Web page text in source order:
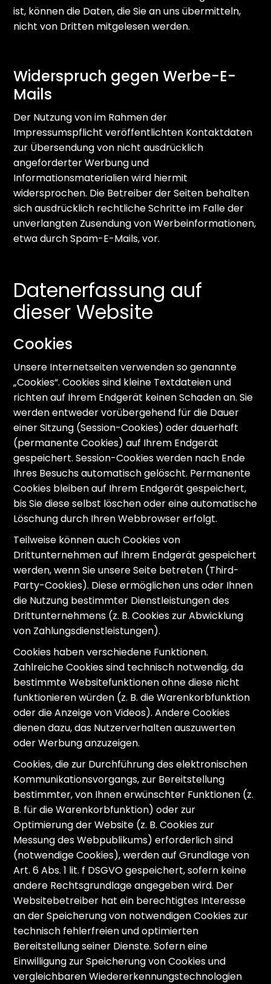
ist, können die Daten, die Sie an uns übermitteln,
nicht von Dritten mitgelesen werden.
Widerspruch gegen Werbe-E-
Mails
Der Nutzung von im Rahmen der
Impressumspflicht veröffentlichten Kontaktdaten
zur Übersendung von nicht ausdrücklich
angeforderter Werbung und
Informationsmaterialien wird hiermit
widersprochen. Die Betreiber der Seiten behalten
sich ausdrücklich rechtliche Schritte im Falle der
unverlangten Zusendung von Werbeinformationen,
etwa durch Spam-E-Mails, vor.
Datenerfassung auf
dieser Website
Cookies
Unsere Internetseiten verwenden so genannte
„Cookies“. Cookies sind kleine Textdateien und
richten auf Ihrem Endgerät keinen Schaden an. Sie
werden entweder vorübergehend für die Dauer
einer Sitzung (Session-Cookies) oder dauerhaft
(permanente Cookies) auf Ihrem Endgerät
gespeichert. Session-Cookies werden nach Ende
Ihres Besuchs automatisch gelöscht. Permanente
Cookies bleiben auf Ihrem Endgerät gespeichert,
bis Sie diese selbst löschen oder eine automatische
Löschung durch Ihren Webbrowser erfolgt.
Teilweise können auch Cookies von
Drittunternehmen auf Ihrem Endgerät gespeichert
werden, wenn Sie unsere Seite betreten (Third-
Party-Cookies). Diese ermöglichen uns oder Ihnen
die Nutzung bestimmter Dienstleistungen des
Drittunternehmens (z. B. Cookies zur Abwicklung
von Zahlungsdienstleistungen).
Cookies haben verschiedene Funktionen.
Zahlreiche Cookies sind technisch notwendig, da
bestimmte Websitefunktionen ohne diese nicht
funktionieren würden (z. B. die Warenkorbfunktion
oder die Anzeige von Videos). Andere Cookies
dienen dazu, das Nutzerverhalten auszuwerten
oder Werbung anzuzeigen.
Cookies, die zur Durchführung des elektronischen
Kommunikationsvorgangs, zur Bereitstellung
bestimmter, von Ihnen erwünschter Funktionen (z.
B. für die Warenkorbfunktion) oder zur
Optimierung der Website (z. B. Cookies zur
Messung des Webpublikums) erforderlich sind
(notwendige Cookies), werden auf Grundlage von
Art. 6 Abs. 1 lit. f DSGVO gespeichert, sofern keine
andere Rechtsgrundlage angegeben wird. Der
Websitebetreiber hat ein berechtigtes Interesse
an der Speicherung von notwendigen Cookies zur
technisch fehlerfreien und optimierten
Bereitstellung seiner Dienste. Sofern eine
Einwilligung zur Speicherung von Cookies und
vergleichbaren Wiedererkennungstechnologien